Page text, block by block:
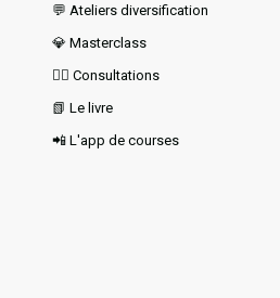
💬 Ateliers diversification
💎 Masterclass
👩‍⚕️ Consultations
📗 Le livre
📲 L'app de courses